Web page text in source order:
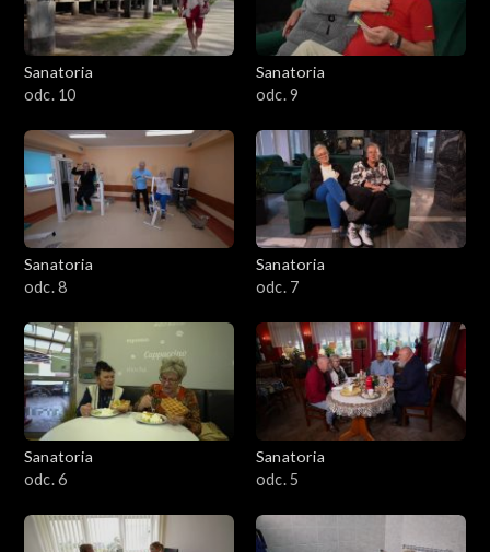
Sanatoria
odc. 10
Sanatoria
odc. 9
Sanatoria
odc. 8
Sanatoria
odc. 7
Sanatoria
odc. 6
Sanatoria
odc. 5